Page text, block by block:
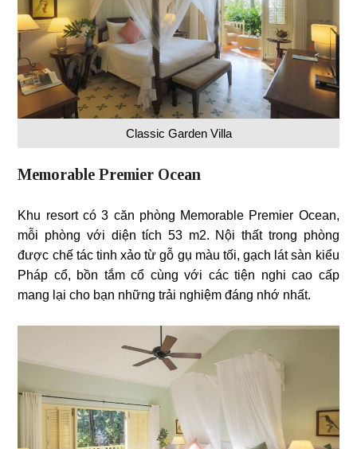
Classic Garden Villa
Memorable Premier Ocean
Khu resort có 3 căn phòng Memorable Premier Ocean,
mỗi phòng với diện tích 53 m2. Nội thất trong phòng
được chế tác tinh xảo từ gỗ gụ màu tối, gạch lát sàn kiểu
Pháp cổ, bồn tắm cổ cùng với các tiện nghi cao cấp
mang lại cho bạn những trải nghiệm đáng nhớ nhất.